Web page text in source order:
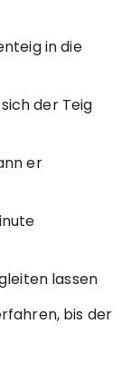
in die
der Teig
er
lassen
bis der